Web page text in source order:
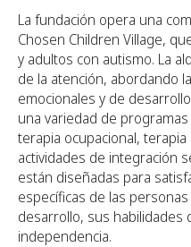
La fundación opera una
Chosen Children Village,
y adultos con autismo. La
de la atención, abordando
emocionales y de
una variedad de
terapia ocupacional,
actividades de integración
están diseñadas para
específicas de las
desarrollo, sus habilidades
independencia.